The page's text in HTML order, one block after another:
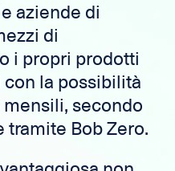
aziende di
di
i propri prodotti
la possibilità
secondo
Bob Zero.